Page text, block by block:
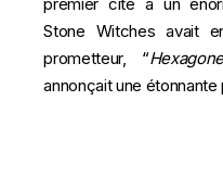
Stone Witches avait
prometteur, “
annonçait une étonnante